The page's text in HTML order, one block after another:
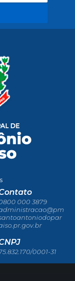
000 3879
0001-31